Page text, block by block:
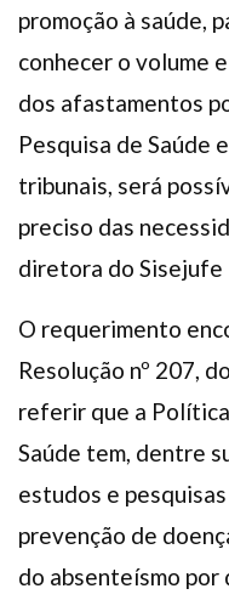
promoção à saúde,
conhecer o volume
dos afastamentos
Pesquisa de Saúde
tribunais, será
preciso das
diretora do Sisejufe
O requerimento
Resolução nº 207,
referir que a
Saúde tem, dentre
estudos e
prevenção de
do absenteísmo por